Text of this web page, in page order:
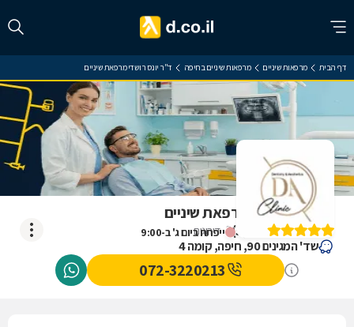
דף הבית מרפאות שיניים מרפאות שיניים בחיפה ד"ר יונס רושדי מרפאת שיניים
ייפתח ביום ג' ב-9:00
ד"ר יונס רושדי מרפאת שיניים
5
)
3דירוגים
שד' המגינים 90, חיפה, קומה 4
072-3220213